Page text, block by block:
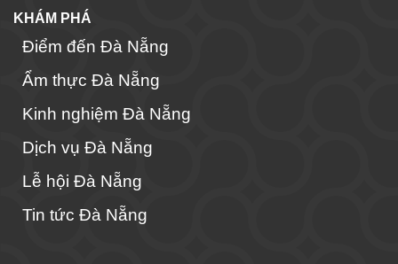
KHÁM PHÁ
Điểm đến Đà Nẵng
Ẩm thực Đà Nẵng
Kinh nghiệm Đà Nẵng
Dịch vụ Đà Nẵng
Lễ hội Đà Nẵng
Tin tức Đà Nẵng